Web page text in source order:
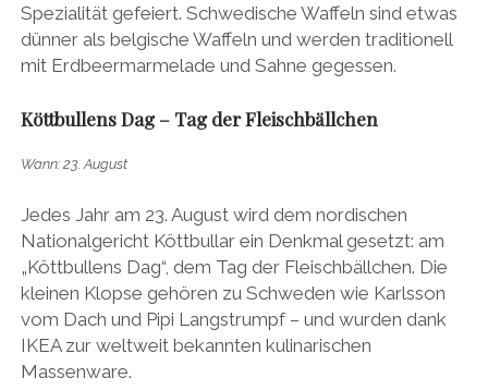
Spezialität gefeiert. Schwedische Waffeln sind etwas
dünner als belgische Waffeln und werden traditionell
mit Erdbeermarmelade und Sahne gegessen.
Köttbullens Dag – Tag der Fleischbällchen
Wann: 23. August
Jedes Jahr am 23. August wird dem nordischen
Nationalgericht Köttbullar ein Denkmal gesetzt: am
„Köttbullens Dag“, dem Tag der Fleischbällchen. Die
kleinen Klopse gehören zu Schweden wie Karlsson
vom Dach und Pipi Langstrumpf – und wurden dank
IKEA zur weltweit bekannten kulinarischen
Massenware.